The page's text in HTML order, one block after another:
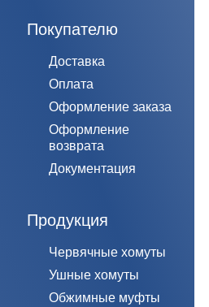
Покупателю
Доставка
Оплата
Оформление заказа
Оформление
возврата
Документация
Продукция
Червячные хомуты
Ушные хомуты
Обжимные муфты